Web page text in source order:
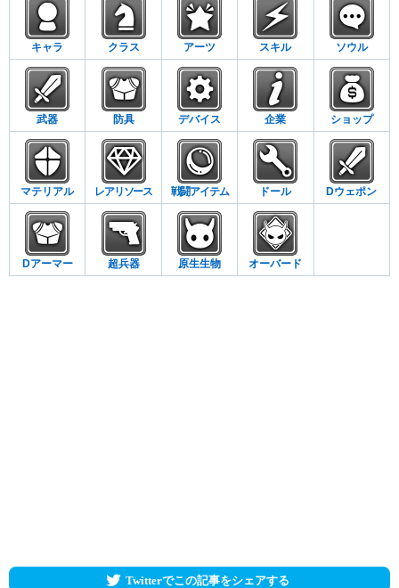
キャラ クラス アーツ スキル ソウル
武器 防具 デバイス 企業 ショップ
マテリアル レアリソース 戦闘アイテム ドール Dウェポン
Dアーマー 超兵器 原生生物 オーバード
Twitterでこの記事をシェアする